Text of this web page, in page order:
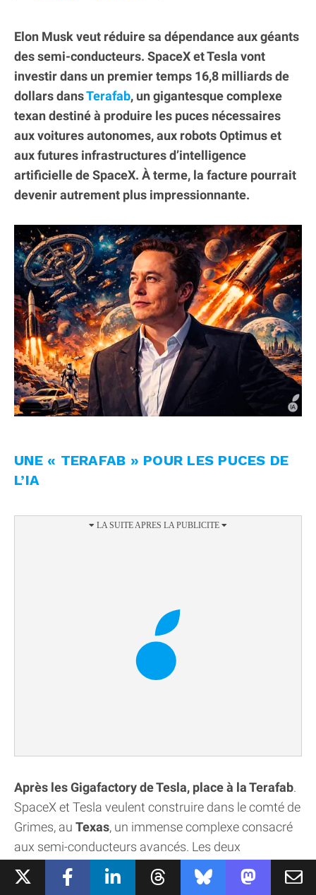
Elon Musk veut réduire sa dépendance aux géants
des semi-conducteurs. SpaceX et Tesla vont
investir dans un premier temps 16,8 milliards de
dollars dansTerafab, un gigantesque complexe
texan destiné à produire les puces nécessaires
aux voitures autonomes, aux robots Optimus et
aux futures infrastructures d’intelligence
artificielle de SpaceX. À terme, la facture pourrait
devenir autrement plus impressionnante.
UNE « TERAFAB » POUR LES PUCES DE
L’IA
Après les Gigafactory de Tesla, place à la Terafab.
SpaceX et Tesla veulent construire dans le comté de
Grimes, au Texas, un immense complexe consacré
aux semi-conducteurs avancés. Les deux
entreprises prévoient un
investissement initial de
16,8 milliards de dollars, avec au moins 3 000